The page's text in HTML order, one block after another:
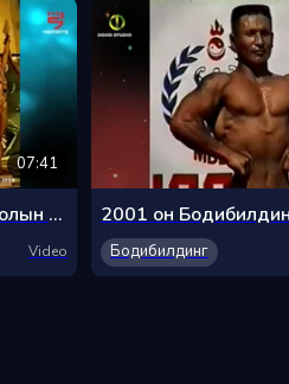
07:41
2001 он Бодибилдинг Монголын мистер тэмцээний аварга, тамирчин Д.Баасанжаргал
Video
2001 он
Бодибилдинг